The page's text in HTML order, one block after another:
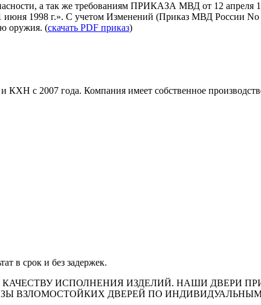
а так же требованиям ПРИКАЗА МВД от 12
С учетом Изменений (Приказ МВД России No
оружия. (скачать PDF приказ)
с 2007 года. Компания имеет собственное
в срок и без задержек.
ИСПОЛНЕНИЯ ИЗДЕЛИЙ. НАШИ ДВЕРИ
ВЗЛОМОСТОЙКИХ ДВЕРЕЙ ПО